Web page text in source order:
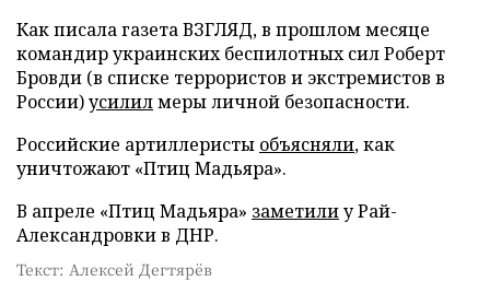
Как писала газета ВЗГЛЯД, в прошлом месяце
командир украинских беспилотных сил Роберт
Бровди (в списке террористов и экстремистов в
России)усилилмеры личной безопасности.
Российские артиллеристы объясняли, как
уничтожают «Птиц Мадьяра».
В апреле «Птиц Мадьяра» заметилиу Рай-
Александровки в ДНР.
Текст: Алексей Дегтярёв